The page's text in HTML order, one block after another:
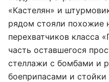
«Кастелян» и
рядом стояли похожие
перехватчиков класса
часть оставшегося
стеллажи с бомбами и
боеприпасами и стойки